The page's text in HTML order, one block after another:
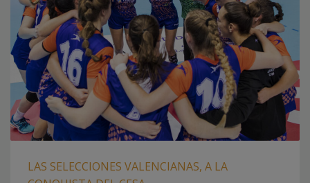
LAS SELECCIONES VALENCIANAS, A LA